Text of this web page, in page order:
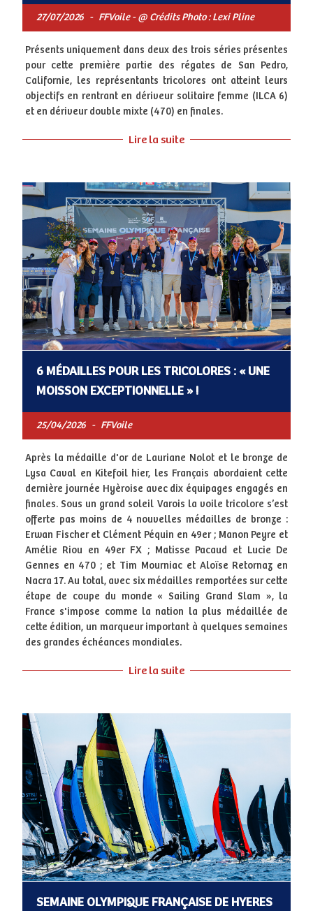
27/07/2026 - FFVoile - @ Crédits Photo : Lexi Pline
Présents uniquement dans deux des trois séries présentes
pour cette première partie des régates de San Pedro,
Californie, les représentants tricolores ont atteint leurs
objectifs en rentrant en dériveur solitaire femme (ILCA 6)
et en dériveur double mixte (470) en finales.
Lire la suite
6 MÉDAILLES POUR LES TRICOLORES : « UNE
MOISSON EXCEPTIONNELLE » !
25/04/2026 - FFVoile
Après la médaille d'or de Lauriane Nolot et le bronze de
Lysa Caval en Kitefoil hier, les Français abordaient cette
dernière journée Hyèroise avec dix équipages engagés en
finales. Sous un grand soleil Varois la voile tricolore s’est
offerte pas moins de 4 nouvelles médailles de bronze :
Erwan Fischer et Clément Péquin en 49er ; Manon Peyre et
Amélie Riou en 49er FX ; Matisse Pacaud et Lucie De
Gennes en 470 ; et Tim Mourniac et Aloïse Retornaz en
Nacra 17. Au total, avec six médailles remportées sur cette
étape de coupe du monde « Sailing Grand Slam », la
France s'impose comme la nation la plus médaillée de
cette édition, un marqueur important à quelques semaines
des grandes échéances mondiales.
Lire la suite
SEMAINE OLYMPIQUE FRANÇAISE DE HYERES